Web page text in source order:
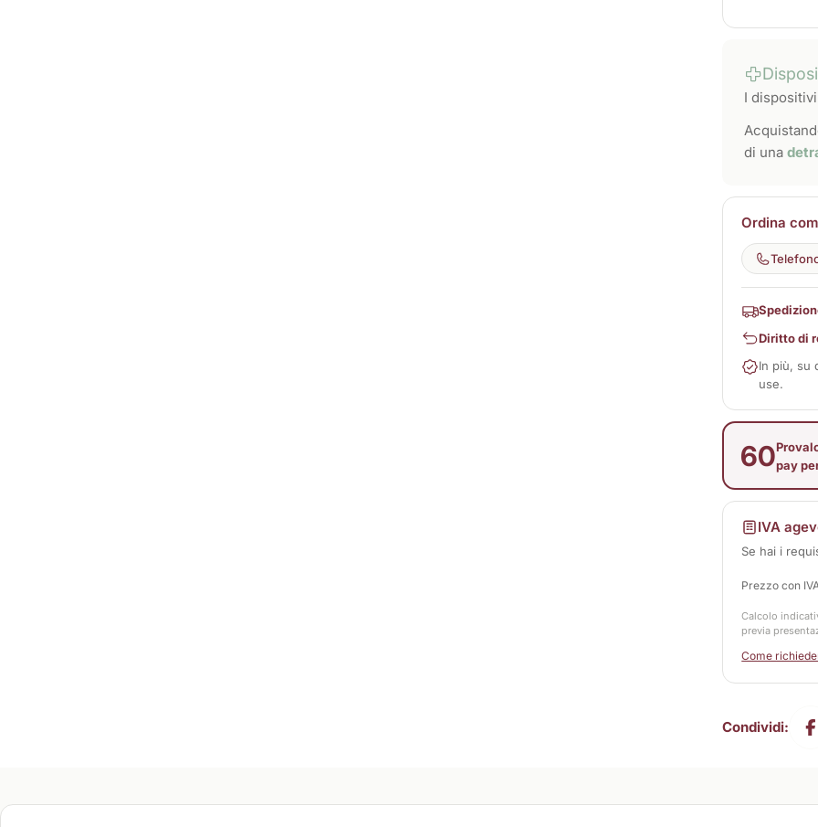
I
di una
Ordina
Diritto di
In più, su
use.
60pay
IVA
Se hai i
Prezzo con
Calcolo
previa
Come
Condividi: